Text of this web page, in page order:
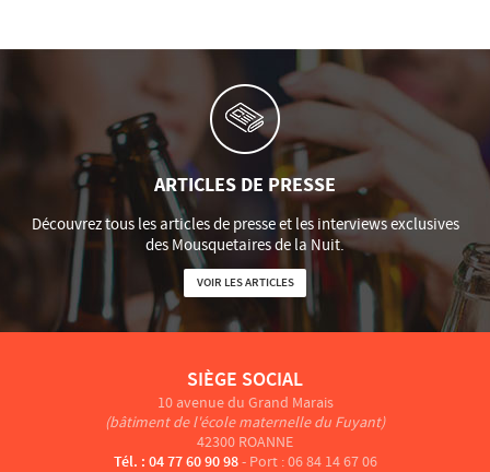
ARTICLES DE PRESSE
Découvrez tous les articles de presse et les interviews exclusives
des Mousquetaires de la Nuit.
VOIR LES ARTICLES
SIÈGE SOCIAL
10 avenue du Grand Marais
(bâtiment de l'école maternelle du Fuyant)
42300 ROANNE
Tél. : 04 77 60 90 98- Port : 06 84 14 67 06